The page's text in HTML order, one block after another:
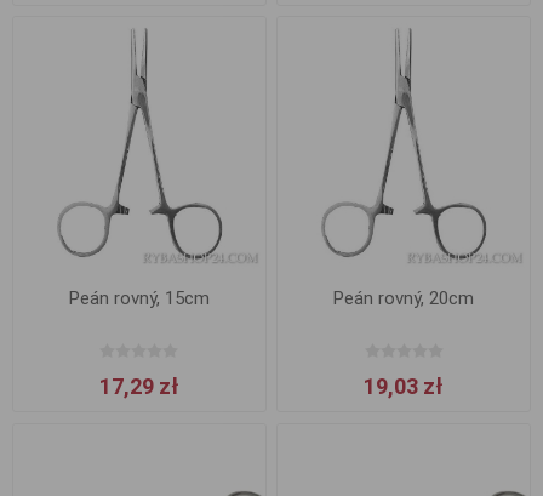
Peán rovný, 15cm
17,29 zł
Peán rovný, 20cm
19,03 zł